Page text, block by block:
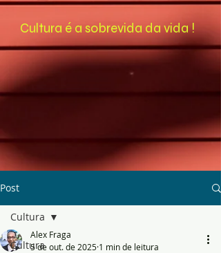
Cultura é a sobrevida da vida !
Post
Cultura
Cultura
Alex Fraga
5 de out. de 2025 1 min de leitura